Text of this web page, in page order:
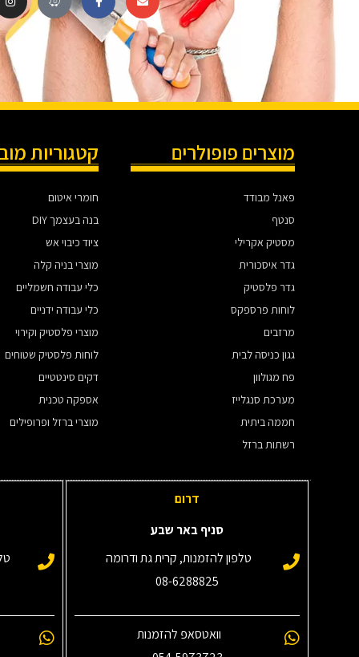
מוצרים פופולרים
פאנל מבודד
סנטף
מסטיק אקרילי
גדר איסכורית
גדר פלסטיק
לוחות פרספקס
מרזבים
גגון כניסה לבית
פח מגולוון
מערכת סנגלייז
חממה ביתית
רשתות ברזל
קטגוריות
חומרי איטום
בנה בעצמך DIY
ציוד כיבוי אש
מוצרי בניה קלה
כלי עבודה חשמליים
כלי עבודה ידניים
מוצרי פלסטיק וקירוי
לוחות פלסטיק שטוחים
דקים סינטטיים
אספקה טכנית
מוצרי ברזל ופרופילים
דרום
סניף באר שבע
טלפון להזמנות, קרית גת ודרומה
08-6288825
וואטסאפ להזמנות